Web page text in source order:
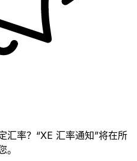
汇率？“XE 汇率通知”将在所